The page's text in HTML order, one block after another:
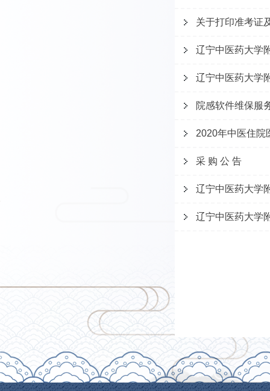
关于打印准考证
辽宁中医药大学
辽宁中医药大学
院感软件维保服
2020年中医住院
采 购 公 告
辽宁中医药大学
辽宁中医药大学